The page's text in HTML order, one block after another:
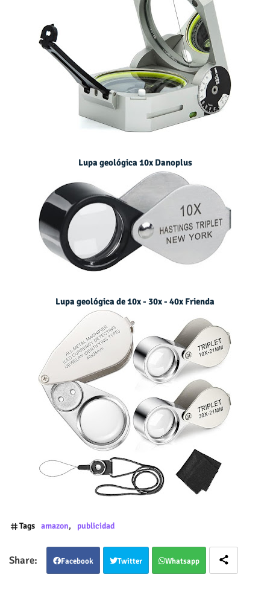
Lupa geológica 10x Danoplus
Lupa geológica de 10x - 30x - 40x Frienda
Tags amazon publicidad
Facebook Twitter Whatsapp